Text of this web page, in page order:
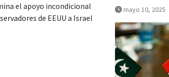
mayo 10, 2025
el apoyo incondicional
de EEUU a Israel